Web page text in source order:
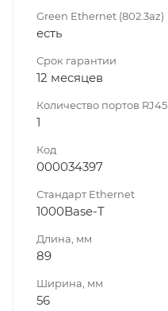
Green Ethernet (802.3az)
есть
Срок гарантии
12 месяцев
Количество портов RJ45
1
Код
000034397
Стандарт Ethernet
1000Base-T
Длина, мм
89
Ширина, мм
56